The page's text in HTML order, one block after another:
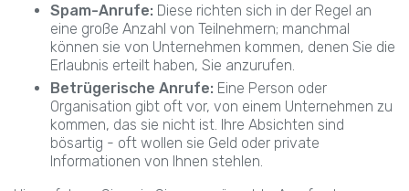
Spam-Anrufe: Diese richten sich in der Regel an
eine große Anzahl von Teilnehmern; manchmal
können sie von Unternehmen kommen, denen Sie die
Erlaubnis erteilt haben, Sie anzurufen.
Betrügerische Anrufe: Eine Person oder
Organisation gibt oft vor, von einem Unternehmen zu
kommen, das sie nicht ist. Ihre Absichten sind
bösartig - oft wollen sie Geld oder private
Informationen von Ihnen stehlen.